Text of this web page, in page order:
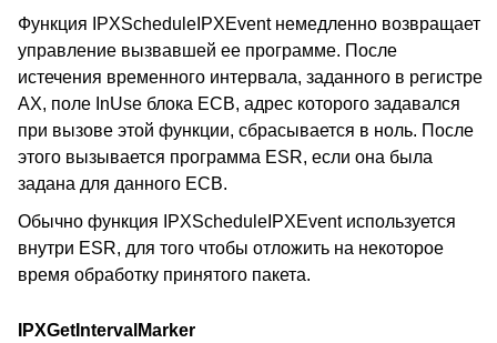
Функция IPXScheduleIPXEvent немедленно возвращает
управление вызвавшей ее программе. После
истечения временного интервала, заданного в регистре
AX, поле InUse блока ECB, адрес которого задавался
при вызове этой функции, сбрасывается в ноль. После
этого вызывается программа ESR, если она была
задана для данного ECB.
Обычно функция IPXScheduleIPXEvent используется
внутри ESR, для того чтобы отложить на некоторое
время обработку принятого пакета.
IPXGetIntervalMarker